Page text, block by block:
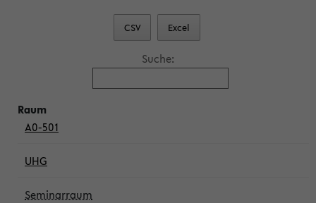
CSV Excel
Suche:
A0-501
UHG
Seminarraum